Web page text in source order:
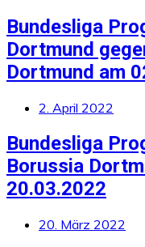
Bundesliga
Dortmund
Dortmund am
2. April 2022
Bundesliga
Borussia
20.03.2022
20. März 2022